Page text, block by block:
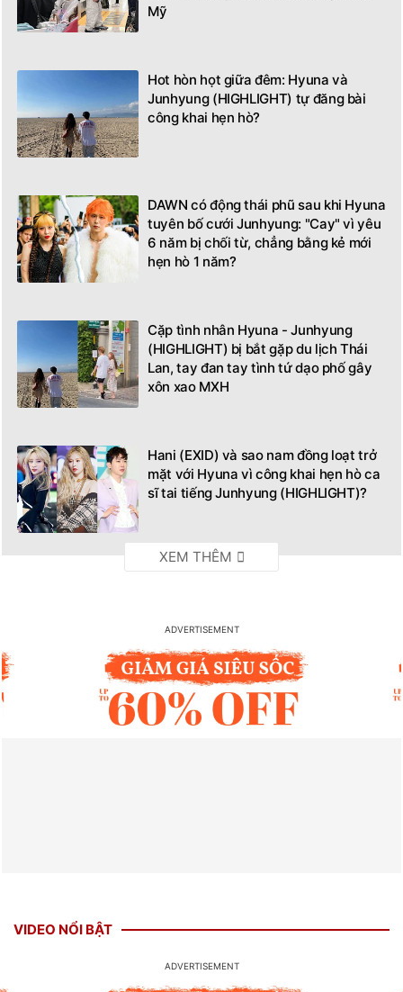
Mỹ
Hot hòn họt giữa đêm: Hyuna và
Junhyung (HIGHLIGHT) tự đăng bài
công khai hẹn hò?
DAWN có động thái phũ sau khi Hyuna
tuyên bố cưới Junhyung: "Cay" vì yêu
6 năm bị chối từ, chẳng bằng kẻ mới
hẹn hò 1 năm?
Cặp tình nhân Hyuna - Junhyung
(HIGHLIGHT) bị bắt gặp du lịch Thái
Lan, tay đan tay tình tứ dạo phố gây
xôn xao MXH
Hani (EXID) và sao nam đồng loạt trở
mặt với Hyuna vì công khai hẹn hò ca
sĩ tai tiếng Junhyung (HIGHLIGHT)?
VIDEO NỔI BẬT